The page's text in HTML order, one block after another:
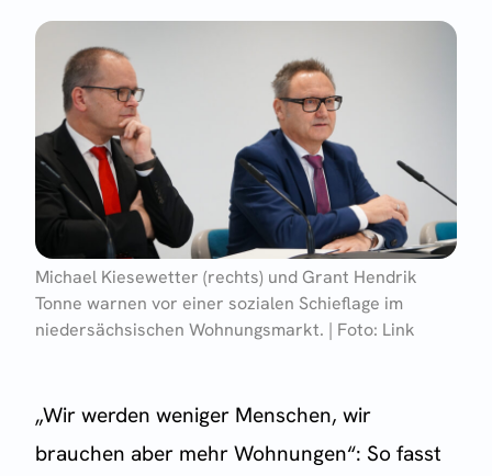
Michael Kiesewetter (rechts) und Grant Hendrik
Tonne warnen vor einer sozialen Schieflage im
niedersächsischen Wohnungsmarkt. | Foto: Link
„Wir werden weniger Menschen, wir
brauchen aber mehr Wohnungen“: So fasst